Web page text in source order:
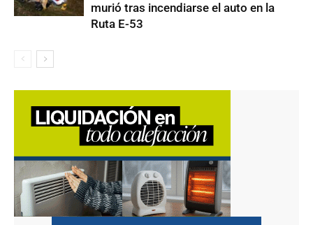
murió tras incendiarse el auto en la
Ruta E-53